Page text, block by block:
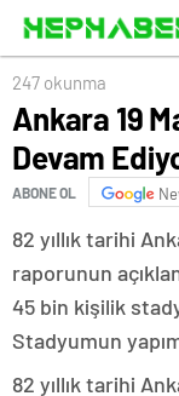
247 okunma
Ankara 19
Devam
ABONE OL
82 yıllık tarihi
raporunun
45 bin kişilik
Stadyumun
82 yıllık tarihi